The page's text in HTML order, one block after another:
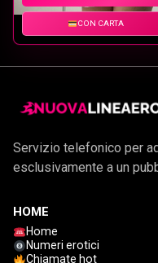
CON CARTA
Servizio telefonico per
esclusivamente a un
HOME
Home
Numeri erotici
Chiamate hot